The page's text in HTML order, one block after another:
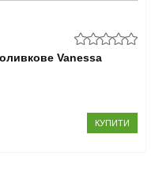
Vanessa
КУПИТИ